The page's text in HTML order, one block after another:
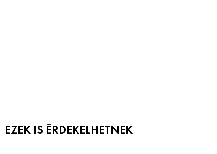
EZEK IS ÉRDEKELHETNEK